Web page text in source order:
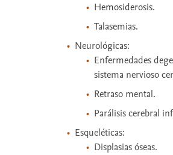
Hemosiderosis.
Talasemias.
Neurológicas:
Enfermedades
sistema nervioso
Retraso mental.
Parálisis cerebral
Esqueléticas:
Displasias óseas.